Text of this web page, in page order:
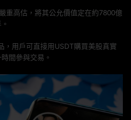
重高估，將其公允價值定在約7800億
，用戶可直接用USDT購買美股真實
間參與交易。